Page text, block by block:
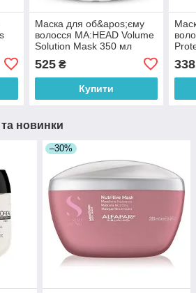
Маска для об&apos;єму
волосся MA:HEAD Volume
Solution Mask 350 мл
525₴
Купити
338
та новинки
–30%